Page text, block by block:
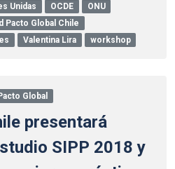
Unidas OCDE
ONU
Pacto Global Chile
Valentina Lira workshop
Global
presentará
SIPP 2018 y